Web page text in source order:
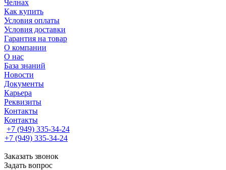
Челнах
Как купить
Условия оплаты
Условия доставки
Гарантия на товар
О компании
О нас
База знаний
Новости
Документы
Карьера
Реквизиты
Контакты
Контакты
+7 (949) 335-34-24
+7 (949) 335-34-24
Заказать звонок
Задать вопрос